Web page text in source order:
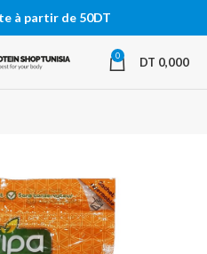
0 DT 0,000
à partir de 50DT